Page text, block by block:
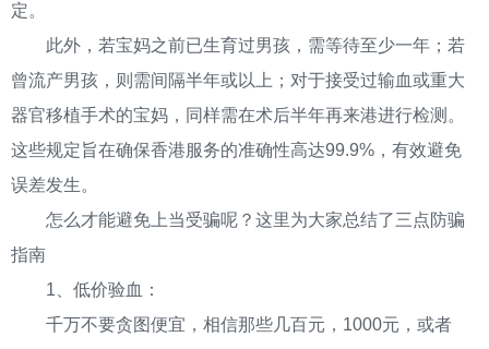
定。
此外，若宝妈之前已生育过男孩，需等待至少一年；若
曾流产男孩，则需间隔半年或以上；对于接受过输血或重大
器官移植手术的宝妈，同样需在术后半年再来港进行检测。
这些规定旨在确保香港服务的准确性高达99.9%，有效避免
误差发生。
怎么才能避免上当受骗呢？这里为大家总结了三点防骗
指南
1、低价验血：
千万不要贪图便宜，相信那些几百元，1000元，或者